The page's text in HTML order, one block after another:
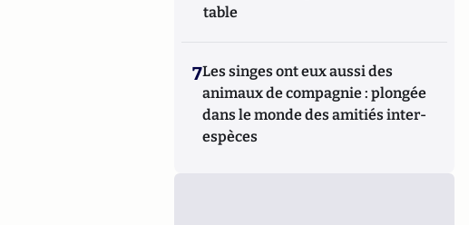
table
7Les singes ont eux aussi des
animaux de compagnie : plongée
dans le monde des amitiés inter-
espèces